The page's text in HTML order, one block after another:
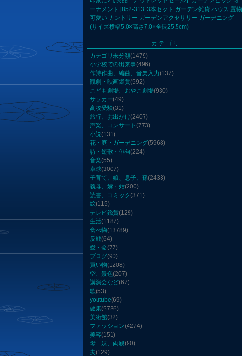
ーナメント [852-313] 3本セット ガーデン雑貨 ハウス 置物
可愛い カントリー ガーデンアクセサリー ガーデニング
(サイズ横幅5.0×高さ7.0×全長25.5cm)
カテゴリ
カテゴリ未分類(1479)
小学校での出来事(496)
作詩作曲、編曲、音楽入力(137)
観劇・映画鑑賞(592)
こども劇場、おやこ劇場(930)
サッカー(49)
高校受験(31)
旅行、お出かけ(2407)
声楽、コンサート (773)
小説(131)
花・庭・ガーデニング(5968)
詩・短歌・俳句(224)
音楽(55)
卓球(3007)
子育て、娘、息子、孫(2433)
義母、嫁・姑(206)
読書、コミック(371)
絵(115)
テレビ鑑賞(129)
生活(1187)
食べ物(13789)
反戦(64)
愛・命(77)
ブログ(90)
買い物(1208)
空、景色(207)
講演会など(67)
歌(53)
youtube(69)
健康(5736)
美術館(32)
ファッション(4274)
美容(151)
母、妹、両親(90)
夫(129)